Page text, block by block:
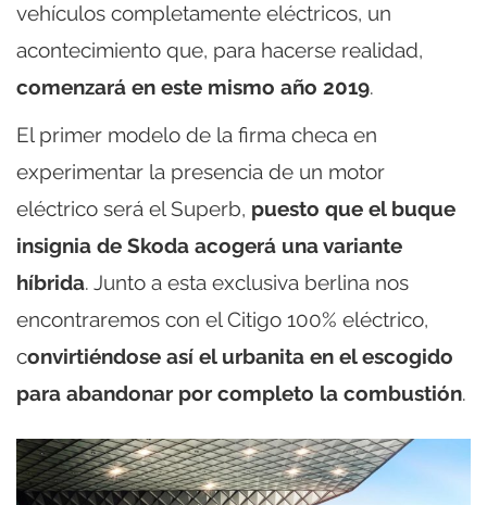
vehículos completamente eléctricos, un
acontecimiento que, para hacerse realidad,
comenzará en este mismo año 2019.
El primer modelo de la firma checa en
experimentar la presencia de un motor
eléctrico será el Superb, puesto que el buque
insignia de Skoda acogerá una variante
híbrida. Junto a esta exclusiva berlina nos
encontraremos con el Citigo 100% eléctrico,
convirtiéndose así el urbanita en el escogido
para abandonar por completo la combustión.